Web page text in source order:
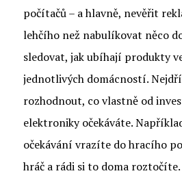
počítačů – a hlavně, nevěřit
lehčího než nabulíkovat něco
sledovat, jak ubíhají produkty
jednotlivých domácností.
rozhodnout, co vlastně od
elektroniky očekáváte.
očekávání vrazíte do hracího
hráč a rádi si to doma roztočíte.